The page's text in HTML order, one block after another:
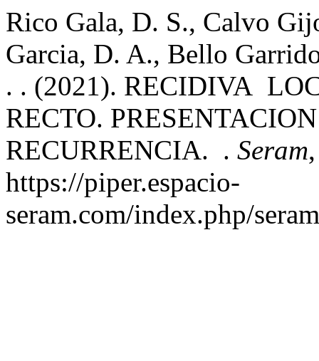
Rico Gala, D. S., Calvo
Garcia, D. A., Bello
. . (2021). RECIDIVA
RECTO.
RECURRENCIA. . Seram
https://piper.espacio-
seram.com/index.php/